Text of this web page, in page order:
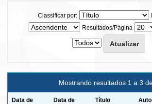
Classificar por:
Resultados/Página
Mostrando resultados 1 a 3
Data de
Data de
Título